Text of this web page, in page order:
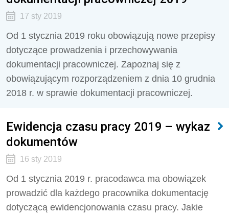
17 sty 2019
Od 1 stycznia 2019 roku obowiązują nowe przepisy
dotyczące prowadzenia i przechowywania
dokumentacji pracowniczej. Zapoznaj się z
obowiązującym rozporządzeniem z dnia 10 grudnia
2018 r. w sprawie dokumentacji pracowniczej.
Ewidencja czasu pracy 2019 – wykaz
dokumentów
16 sty 2019
Od 1 stycznia 2019 r. pracodawca ma obowiązek
prowadzić dla każdego pracownika dokumentację
dotyczącą ewidencjonowania czasu pracy. Jakie